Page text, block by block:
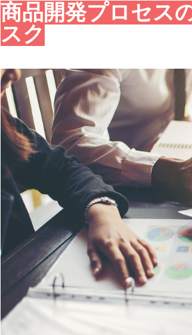
商品開発プロセス
スク